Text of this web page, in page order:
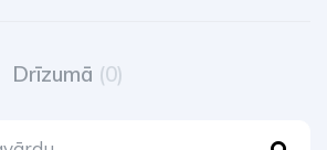
Drīzumā (0)